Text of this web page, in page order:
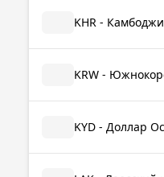
KHR -
KRW -
KYD - Доллар